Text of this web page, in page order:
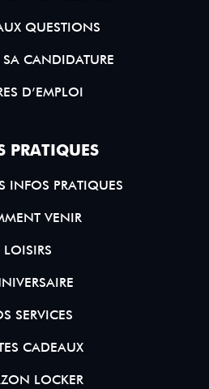
QUESTIONS
SA CANDIDATURE
D’EMPLOI
PRATIQUES
INFOS PRATIQUES
VENIR
LOISIRS
SERVICES
CADEAUX
LOCKER